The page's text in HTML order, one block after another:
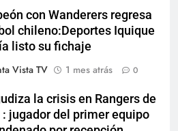
con Wanderers regresa
chileno:Deportes Iquique
listo su fichaje
Vista TV
1 mes atrás 0
la crisis en Rangers de
: jugador del primer equipo